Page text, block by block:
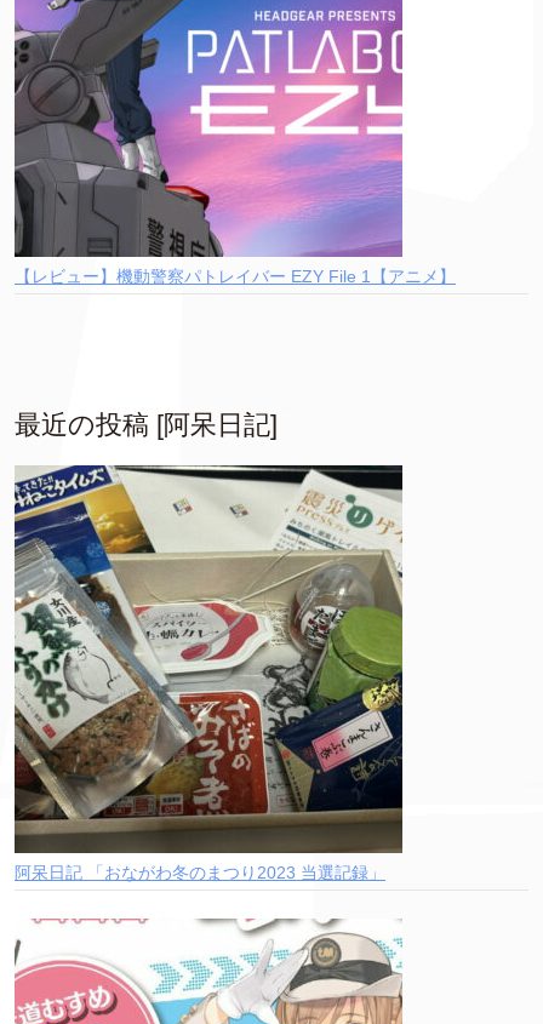
【レビュー】機動警察パトレイバー EZY File 1【アニメ】
最近の投稿 [阿呆日記]
阿呆日記 「おながわ冬のまつり2023 当選記録」